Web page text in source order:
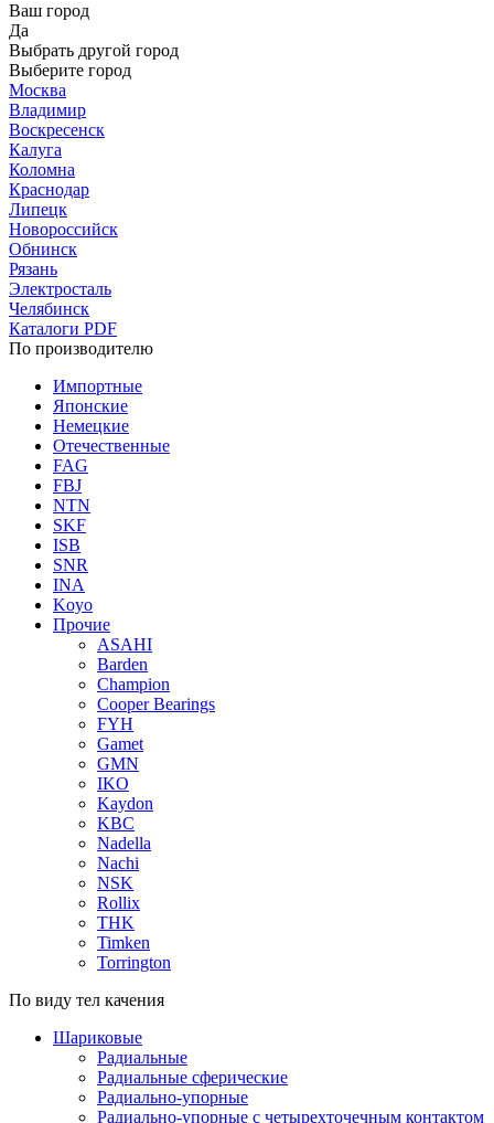
Ваш город
Да
Выбрать другой город
Выберите город
Москва
Владимир
Воскресенск
Калуга
Коломна
Краснодар
Липецк
Новороссийск
Обнинск
Рязань
Электросталь
Челябинск
Каталоги PDF
По производителю
Импортные
Японские
Немецкие
Отечественные
FAG
FBJ
NTN
SKF
ISB
SNR
INA
Koyo
Прочие
ASAHI
Barden
Champion
Cooper Bearings
FYH
Gamet
GMN
IKO
Kaydon
KBC
Nadella
Nachi
NSK
Rollix
THK
Timken
Torrington
По виду тел качения
Шариковые
Радиальные
Радиальные сферические
Радиально-упорные
Радиально-упорные с четырехточечным контактом